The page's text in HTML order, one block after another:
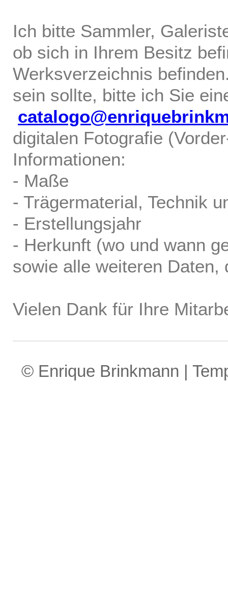
Ich bitte Sammler,
ob sich in Ihrem Besitz
Werksverzeichnis
sein sollte, bitte ich Sie
digitalen Fotografie
Informationen:
- Maße
- Trägermaterial, Technik
- Erstellungsjahr
- Herkunft (wo und wann
sowie alle weiteren
Vielen Dank für Ihre
© Enrique Brinkmann |